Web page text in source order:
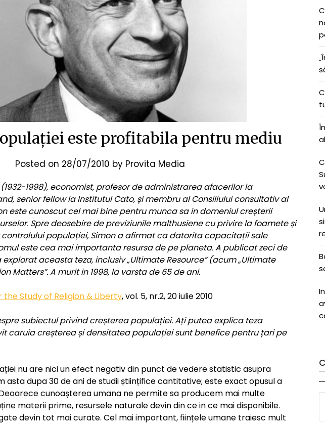
este profitabila pentru mediu
Posted on 28/07/2010 by Provita Media
1998), economist, profesor de administrarea afacerilor la
senior fellow la Institutul Cato, și membru al Consiliului consultativ al
este cunoscut cel mai bine pentru munca sa in domeniul creșterii
Spre deosebire de previziunile malthusiene cu privire la foamete și
populației, Simon a afirmat ca datorita capacitații sale
este cea mai importanta resursa de pe planeta. A publicat zeci de
aceasta teza, inclusiv „Ultimate Resource” (acum „Ultimate
Matters”.A murit in 1998, la varsta de 65 de ani.
Study of Religion & Liberty, vol. 5, nr.2, 20 iulie 2010
subiectul privind creșterea populației. Ați putea explica teza
caruia creșterea și densitatea populației sunt benefice pentru țari pe
nu are nici un efect negativ din punct de vedere statistic asupra
asta dupa 30 de ani de studii științifice cantitative; este exact opusul a
cunoașterea umana ne permite sa producem mai multe
materii prime, resursele naturale devin din ce in ce mai disponibile.
devin tot mai curate. Cel mai important, ființele umane traiesc mult